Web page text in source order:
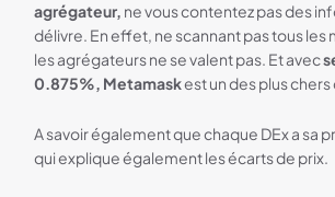
agrégateur, ne vous contentez pas des
délivre. En effet, ne scannant pas tous les
les agrégateurs ne se valent pas. Et avec
0.875%, Metamaskest un des plus
A savoir également que chaque DEx a sa
qui explique également les écarts de prix.